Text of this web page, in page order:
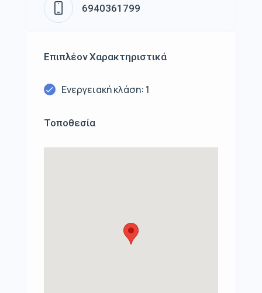
6940361799
Επιπλέον Χαρακτηριστικά
Ενεργειακή κλάση: 1
Τοποθεσία